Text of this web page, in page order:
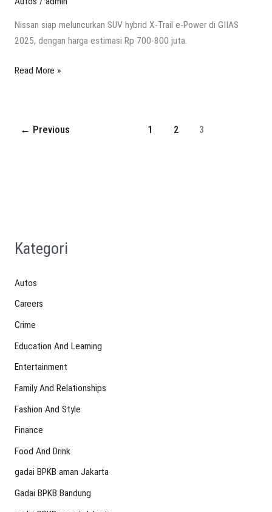
Nissan siap meluncurkan SUV hybrid X-Trail e-Power di GIIAS
2025, dengan harga estimasi Rp 700-800 juta.
Read More »
← Previous 1 2 3
Kategori
Autos
Careers
Crime
Education And Learning
Entertainment
Family And Relationships
Fashion And Style
Finance
Food And Drink
gadai BPKB aman Jakarta
Gadai BPKB Bandung